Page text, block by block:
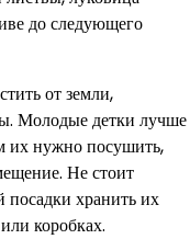
до следующего
от земли,
Молодые детки лучше
их нужно посушить,
Не стоит
хранить их
коробках.